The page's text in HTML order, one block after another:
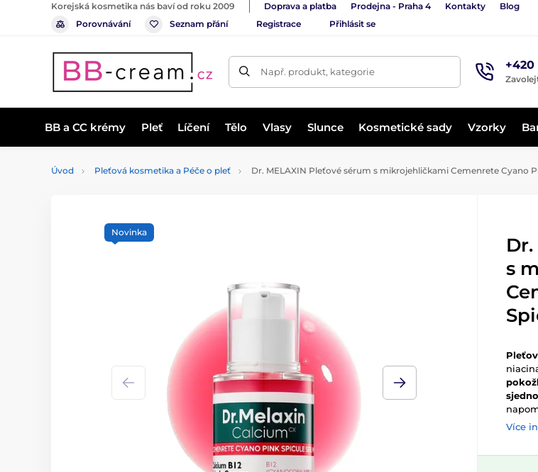
Korejská kosmetika nás baví od roku 2009 Doprava a platba Prodejna - Praha 4 Kontakty Blog
Porovnávání
Seznam přání Registrace Přihlásit se
Např. produkt, kategorie +420
BB a CC krémy Pleť Líčení Tělo Vlasy Slunce Kosmetické sady Vzorky
Úvod Pleťová kosmetika a Péče o pleť Dr. MELAXIN Pleťové sérum s mikrojehličkami Cemenrete Cyano
Novinka
s
Více